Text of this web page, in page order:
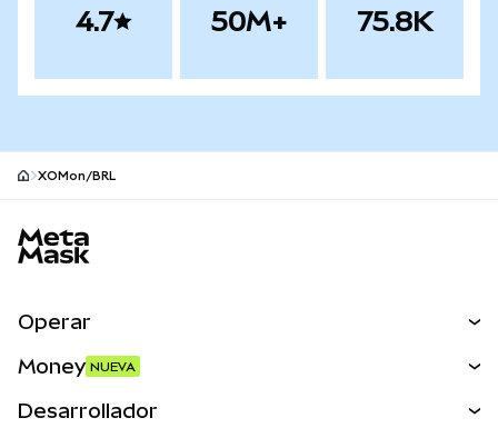
4.7 50M+ 75.8K
XOMon/BRL
Operar
Money NUEVA
Desarrollador